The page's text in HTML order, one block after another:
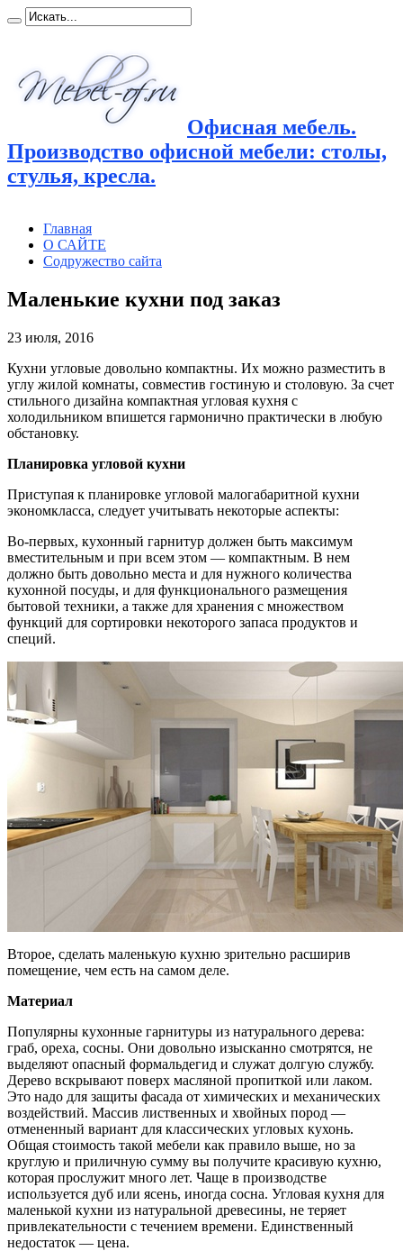
Офисная мебель.
Производство офисной мебели: столы,
стулья, кресла.
Главная
О САЙТЕ
Содружество сайта
Маленькие кухни под заказ
23 июля, 2016
Кухни угловые довольно компактны. Их можно разместить в
углу жилой комнаты, совместив гостиную и столовую. За счет
стильного дизайна компактная угловая кухня с
холодильником впишется гармонично практически в любую
обстановку.
Планировка угловой кухни
Приступая к планировке угловой малогабаритной кухни
экономкласса, следует учитывать некоторые аспекты:
Во-первых, кухонный гарнитур должен быть максимум
вместительным и при всем этом — компактным. В нем
должно быть довольно места и для нужного количества
кухонной посуды, и для функционального размещения
бытовой техники, а также для хранения с множеством
функций для сортировки некоторого запаса продуктов и
специй.
Второе, сделать маленькую кухню зрительно расширив
помещение, чем есть на самом деле.
Материал
Популярны кухонные гарнитуры из натурального дерева:
граб, ореха, сосны. Они довольно изысканно смотрятся, не
выделяют опасный формальдегид и служат долгую службу.
Дерево вскрывают поверх масляной пропиткой или лаком.
Это надо для защиты фасада от химических и механических
воздействий. Массив лиственных и хвойных пород —
отмененный вариант для классических угловых кухонь.
Общая стоимость такой мебели как правило выше, но за
круглую и приличную сумму вы получите красивую кухню,
которая прослужит много лет. Чаще в производстве
используется дуб или ясень, иногда сосна. Угловая кухня для
маленькой кухни из натуральной древесины, не теряет
привлекательности с течением времени. Единственный
недостаток — цена.